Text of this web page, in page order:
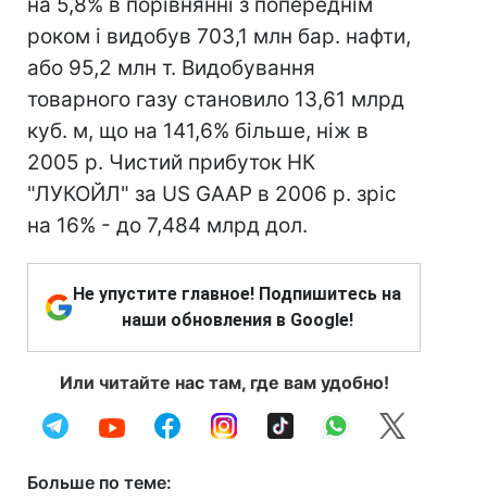
роком і видобув 703,1 млн бар. нафти,
або 95,2 млн т. Видобування
товарного газу становило 13,61 млрд
куб. м, що на 141,6% більше, ніж в
2005 р. Чистий прибуток НК
"ЛУКОЙЛ" за US GAAP в 2006 р. зріс
на 16% - до 7,484 млрд дол.
Не упустите главное! Подпишитесь на
наши обновления в Google!
Или читайте нас там, где вам удобно!
Больше по теме: